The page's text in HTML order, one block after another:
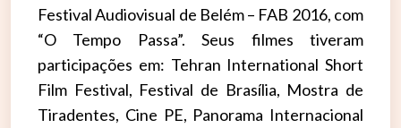
Festival Audiovisual de Belém – FAB 2016, com
“O Tempo Passa”. Seus filmes tiveram
participações em: Tehran International Short
Film Festival, Festival de Brasília, Mostra de
Tiradentes, Cine PE, Panorama Internacional